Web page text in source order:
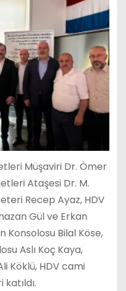
Müşaviri Dr. Ömer
Ataşesi Dr. M.
Recep Ayaz, HDV
Gül ve Erkan
Konsolosu Bilal Köse,
Aslı Koç Kaya,
Köklü, HDV cami